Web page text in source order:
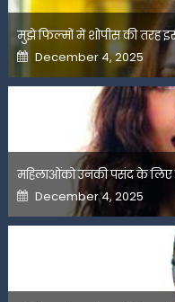
मुझे फिल्मों में शोपीस की तरह
Posted
on
December 4, 2025
महिलाओंको उनकी पसंद के लिए
Posted
on
December 4, 2025